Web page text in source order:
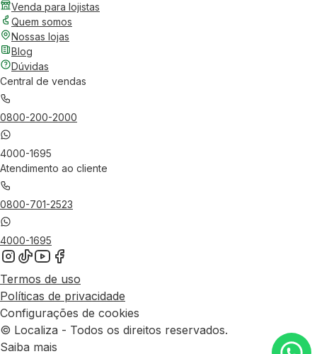
Venda para lojistas
Quem somos
Nossas lojas
Blog
Dúvidas
Central de vendas
0800-200-2000
4000-1695
Atendimento ao cliente
0800-701-2523
4000-1695
Termos de uso
Políticas de privacidade
Configurações de cookies
© Localiza - Todos os direitos reservados.
Saiba mais